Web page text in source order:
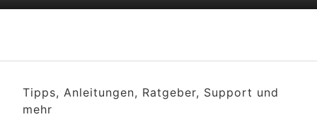
Tipps, Anleitungen, Ratgeber, Support und
mehr